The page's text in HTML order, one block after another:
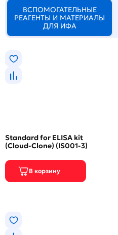
ВСПОМОГАТЕЛЬНЫЕ
РЕАГЕНТЫ И МАТЕРИАЛЫ
ДЛЯ ИФА
Standard for ELISA kit
(Cloud-Clone) (IS001-3)